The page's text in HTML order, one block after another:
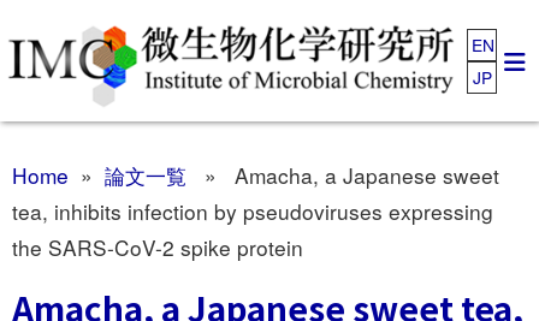
EN
JP
Home » 論文一覧 » Amacha, a Japanese sweet
tea, inhibits infection by pseudoviruses expressing
the SARS-CoV-2 spike protein
Amacha, a Japanese sweet tea,